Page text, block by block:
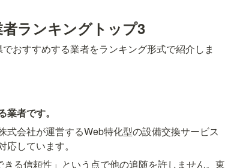
ランキングトップ3
おすすめする業者をランキング形式で紹介しま
者です。
会社が運営するWeb特化型の設備交換サービス
しています。
る信頼性」という点で他の追随を許しません。東